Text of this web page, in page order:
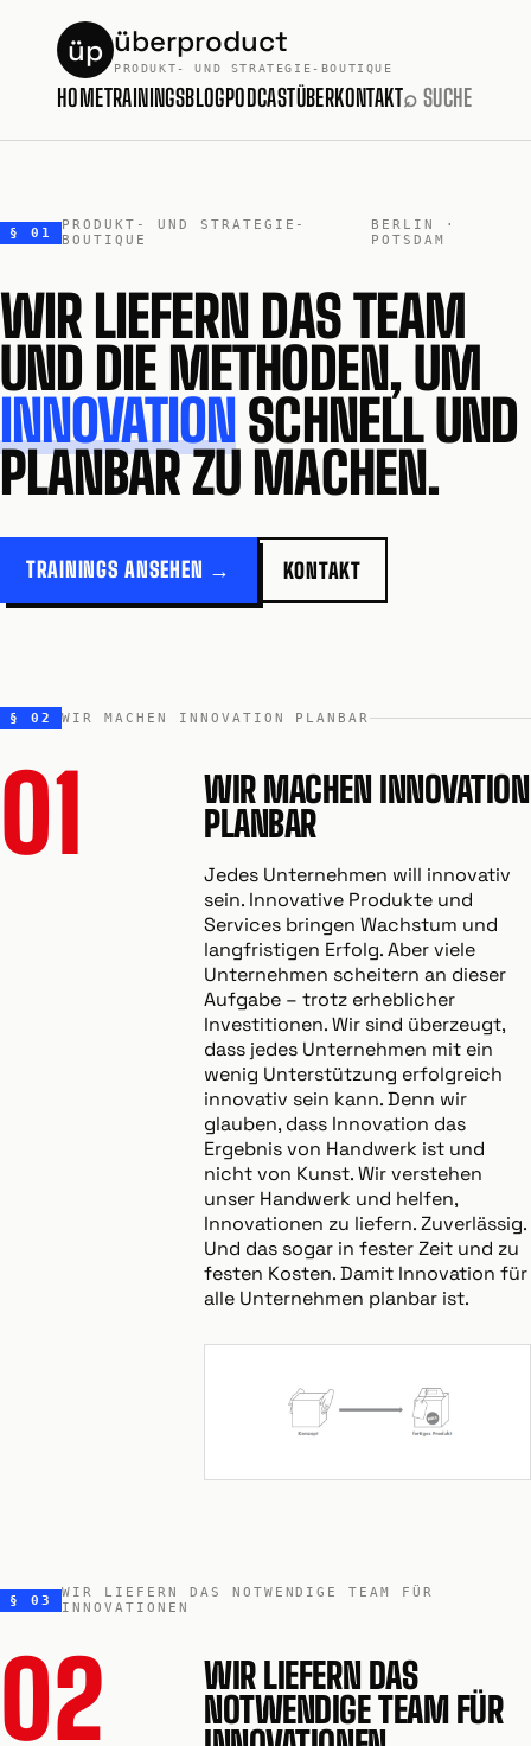
üp überproduct
PRODUKT- UND STRATEGIE-BOUTIQUE
HOMETRAININGSBLOGPODCASTÜBERKONTAKT⌕ SUCHE
§ 01
PRODUKT- UND STRATEGIE-
BOUTIQUE
BERLIN ·
POTSDAM
WIR LIEFERN DAS TEAM
UND DIE METHODEN, UM
INNOVATION SCHNELL UND
PLANBAR ZU MACHEN.
TRAININGS ANSEHEN → KONTAKT
§ 02 WIR MACHEN INNOVATION PLANBAR
01
WIR MACHEN INNOVATION
PLANBAR
Jedes Unternehmen will innovativ
sein. Innovative Produkte und
Services bringen Wachstum und
langfristigen Erfolg. Aber viele
Unternehmen scheitern an dieser
Aufgabe – trotz erheblicher
Investitionen. Wir sind überzeugt,
dass jedes Unternehmen mit ein
wenig Unterstützung erfolgreich
innovativ sein kann. Denn wir
glauben, dass Innovation das
Ergebnis von Handwerk ist und
nicht von Kunst. Wir verstehen
unser Handwerk und helfen,
Innovationen zu liefern. Zuverlässig.
Und das sogar in fester Zeit und zu
festen Kosten. Damit Innovation für
alle Unternehmen planbar ist.
§ 03
WIR LIEFERN DAS NOTWENDIGE TEAM FÜR
INNOVATIONEN
02
WIR LIEFERN DAS
NOTWENDIGE TEAM FÜR